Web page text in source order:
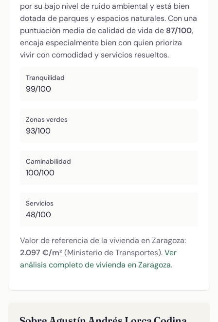
por su bajo nivel de ruido ambiental y está bien
dotada de parques y espacios naturales. Con una
puntuación media de calidad de vida de 87/100,
encaja especialmente bien con quien prioriza
vivir con comodidad y servicios resueltos.
Tranquilidad
99/100
Zonas verdes
93/100
Caminabilidad
100/100
Servicios
48/100
Valor de referencia de la vivienda en Zaragoza:
2.097 €/m² (Ministerio de Transportes).Ver
análisis completo de vivienda en Zaragoza.